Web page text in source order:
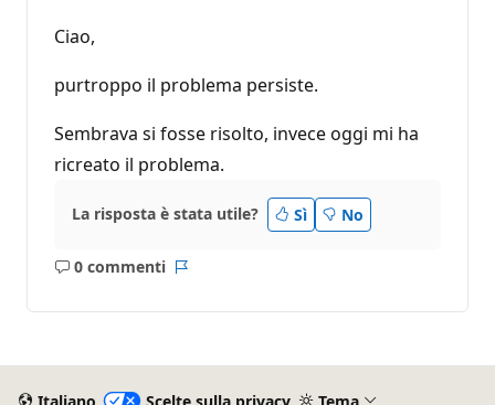
Ciao,
purtroppo il problema persiste.
Sembrava si fosse risolto, invece oggi mi ha
ricreato il problema.
La risposta è stata utile? Sì No
0 commenti
Nessun